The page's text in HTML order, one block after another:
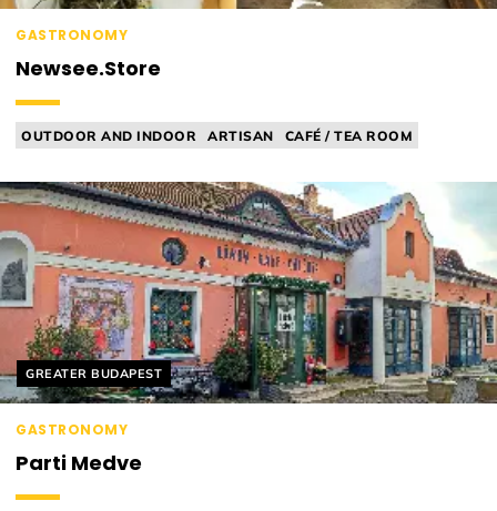
GASTRONOMY
Newsee.Store
OUTDOOR AND INDOOR ARTISAN
CAFÉ / TEA ROOM
Helyszín címkék:
GREATER BUDAPEST
GASTRONOMY
Parti Medve